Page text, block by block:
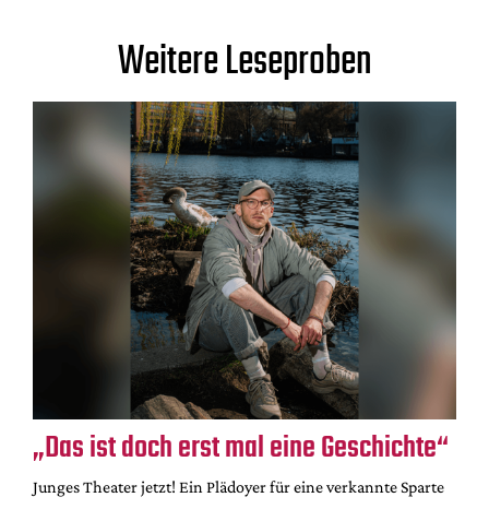
Weitere Leseproben
„Das ist doch erst mal eine Geschichte“
Junges Theater jetzt! Ein Plädoyer für eine verkannte Sparte